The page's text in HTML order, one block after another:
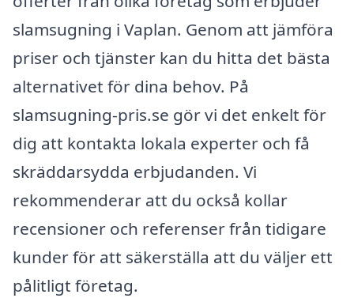
slamsugning i Vaplan. Genom att jämföra
priser och tjänster kan du hitta det bästa
alternativet för dina behov. På
slamsugning-pris.se gör vi det enkelt för
dig att kontakta lokala experter och få
skräddarsydda erbjudanden. Vi
rekommenderar att du också kollar
recensioner och referenser från tidigare
kunder för att säkerställa att du väljer ett
pålitligt företag.